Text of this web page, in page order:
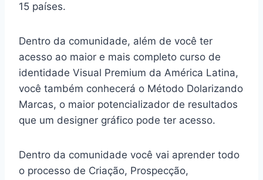
15 países.
Dentro da comunidade, além de você ter
acesso ao maior e mais completo curso de
identidade Visual Premium da América Latina,
você também conhecerá o Método Dolarizando
Marcas, o maior potencializador de resultados
que um designer gráfico pode ter acesso.
Dentro da comunidade você vai aprender todo
o processo de Criação, Prospecção,